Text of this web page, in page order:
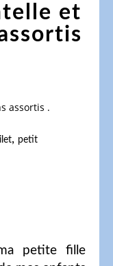
et
assortis .
, petit
petite fille